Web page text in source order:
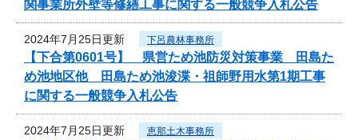
関事業所外壁等修繕工事に関する一般競争入札公告
2024年7月25日更新 下呂農林事務所
【下合第0601号】 県営ため池防災対策事業 田島た
め池地区他 田島ため池浚渫・祖師野用水第1期工事
に関する一般競争入札公告
2024年7月25日更新 恵那土木事務所